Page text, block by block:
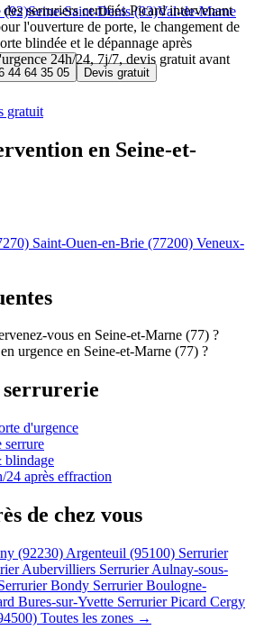
(92)Seine-Saint-Denis (93)Val-de-Marne
44 64 35 05 Devis gratuit
serruriers certifiés Picard intervenant
l'ouverture de porte, le changement de
blindée et le dépannage après
24h/24, 7j/7, devis gratuit avant
gratuit
en Seine-et-
Saint-Ouen-en-Brie (77200) Veneux-
vous en Seine-et-Marne (77) ?
urgence en Seine-et-Marne (77) ?
serrurerie
d'urgence
serrure
blindage
après effraction
de chez vous
(92230) Argenteuil (95100) Serrurier
Aubervilliers Serrurier Aulnay-sous-
Bondy Serrurier Boulogne-
Bures-sur-Yvette Serrurier Picard Cergy
Toutes les zones →